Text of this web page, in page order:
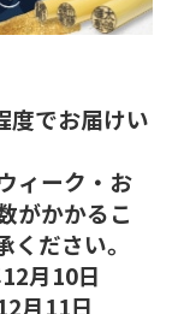
でお届けい
ィーク・お
がかかるこ
ださい。
月10日
月11日